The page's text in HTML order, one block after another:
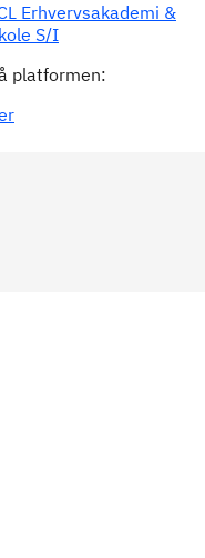
Erhvervsakademi &
S/I
platformen: